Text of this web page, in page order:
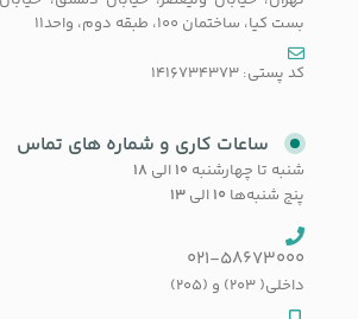
بست کیا، ساختمان 100، طبقه دوم، واحد11
کد پستی: 1416734373
ساعات کاری و شماره های تماس
شنبه تا چهارشنبه ۱۰ الی ۱۸
پنج شنبه‌ها ۱۰ الی ۱۳
021-58673000
داخلی( 203) و (205)